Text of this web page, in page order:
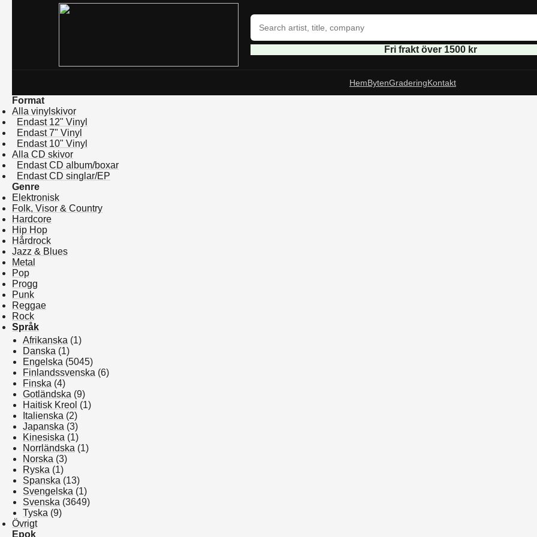
Fri frakt över 1500 kr
HemBytenGraderingKontakt
Format
Alla vinylskivor
Endast 12" Vinyl
Endast 7" Vinyl
Endast 10" Vinyl
Alla CD skivor
Endast CD album/boxar
Endast CD singlar/EP
Genre
Elektronisk
Folk, Visor & Country
Hardcore
Hip Hop
Hårdrock
Jazz & Blues
Metal
Pop
Progg
Punk
Reggae
Rock
Språk
Afrikanska (1)
Danska (1)
Engelska (5045)
Finlandssvenska (6)
Finska (4)
Gotländska (9)
Haitisk Kreol (1)
Italienska (2)
Japanska (3)
Kinesiska (1)
Norrländska (1)
Norska (3)
Ryska (1)
Spanska (13)
Svengelska (1)
Svenska (3649)
Tyska (9)
Övrigt
Epok